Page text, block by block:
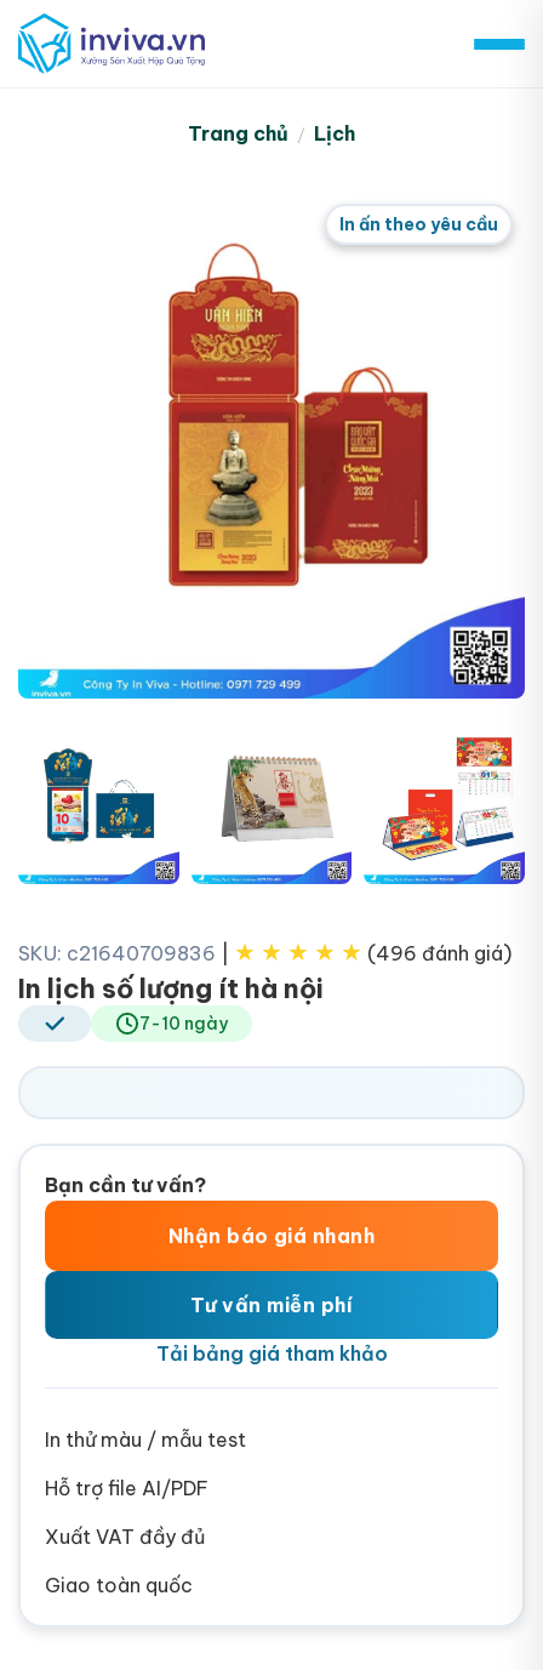
Skip
to
content
Trang chủ / Lịch
In ấn theo yêu cầu
SKU: c21640709836 ★ ★ ★ ★ ★ (496 đánh giá)
In lịch số lượng ít hà nội
7-10 ngày
Bạn cần tư vấn?
Nhận báo giá nhanh
Tư vấn miễn phí
Tải bảng giá tham khảo
In thử màu / mẫu test
Hỗ trợ file AI/PDF
Xuất VAT đầy đủ
Giao toàn quốc